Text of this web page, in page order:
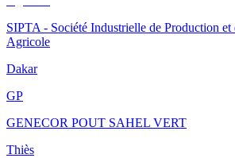
SIPTA - Société Industrielle de Production et
Agricole
Dakar
GP
GENECOR POUT SAHEL VERT
Thiès